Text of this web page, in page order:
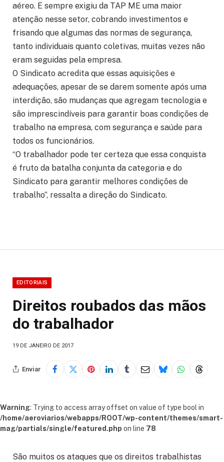
aéreo. E sempre exigiu da TAP ME uma maior
atenção nesse setor, cobrando investimentos e
frisando que algumas das normas de segurança,
tanto individuais quanto coletivas, muitas vezes não
eram seguidas pela empresa.
O Sindicato acredita que essas aquisições e
adequações, apesar de se darem somente após uma
interdição, são mudanças que agregam tecnologia e
são imprescindíveis para garantir boas condições de
trabalho na empresa, com segurança e saúde para
todos os funcionários.
“O trabalhador pode ter certeza que essa conquista
é fruto da batalha conjunta da categoria e do
Sindicato para garantir melhores condições de
trabalho”, ressalta a direção do Sindicato.
EDITORIAIS
Direitos roubados das mãos
do trabalhador
19 DE JANEIRO DE 2017
Enviar
Warning: Trying to access array offset on value of type bool in
/home/aeroviarios/webapps/ROOT/wp-content/themes/smart-
mag/partials/single/featured.php on line 78
São muitos os ataques que os direitos trabalhistas